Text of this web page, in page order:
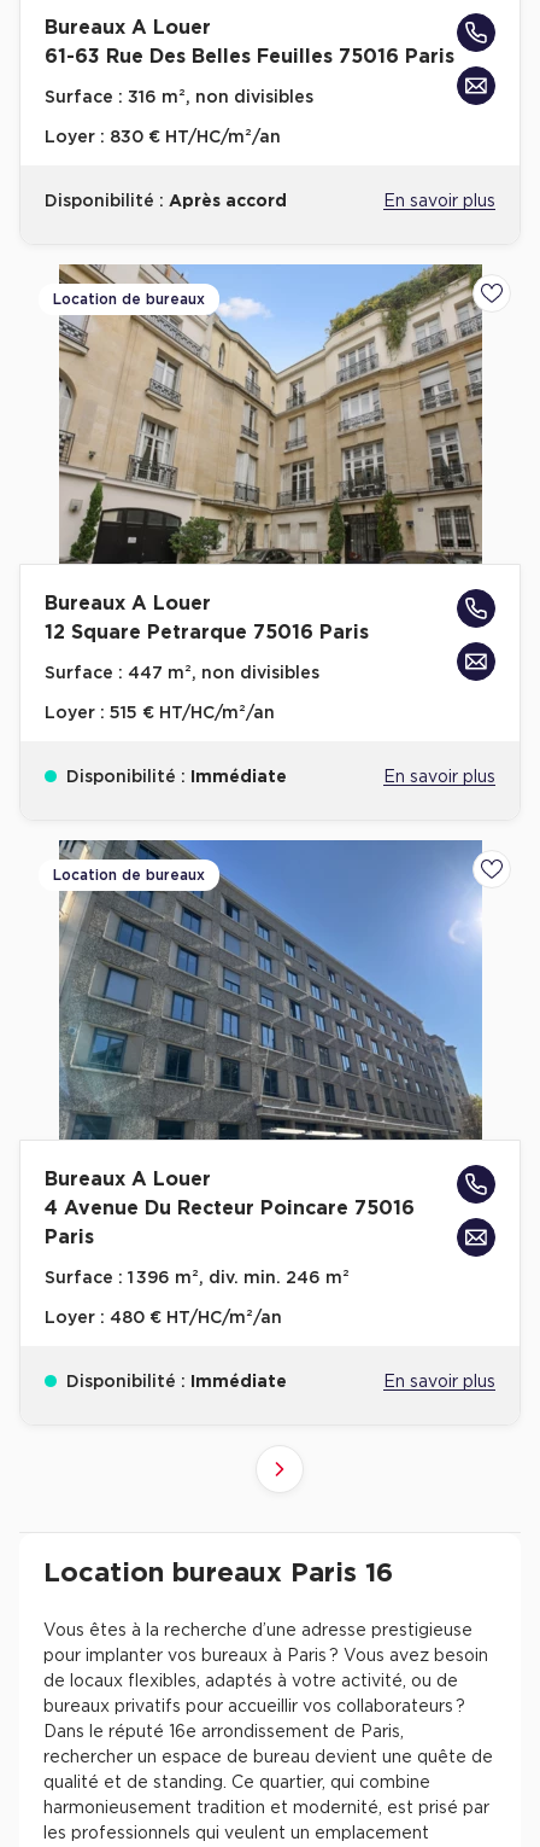
Bureaux A Louer
61-63 Rue Des Belles Feuilles 75016 Paris
Surface : 316 m², non divisibles
Loyer : 830 € HT/HC/m²/an
Disponibilité : Après accord En savoir plus
Location de bureaux
Bureaux A Louer
12 Square Petrarque 75016 Paris
Surface : 447 m², non divisibles
Loyer : 515 € HT/HC/m²/an
Disponibilité : Immédiate En savoir plus
Location de bureaux
Bureaux A Louer
4 Avenue Du Recteur Poincare 75016
Paris
Surface : 1 396 m², div. min. 246 m²
Loyer : 480 € HT/HC/m²/an
Disponibilité : Immédiate En savoir plus
Suivant
Revenir à l'accueil -
Location bureaux Paris 16
Vous êtes à la recherche d’une adresse prestigieuse
pour implanter vos bureaux à Paris ? Vous avez besoin
de locaux flexibles, adaptés à votre activité, ou de
bureaux privatifs pour accueillir vos collaborateurs ?
Dans le réputé 16e arrondissement de Paris,
rechercher un espace de bureau devient une quête de
qualité et de standing. Ce quartier, qui combine
harmonieusement tradition et modernité, est prisé par
les professionnels qui veulent un emplacement